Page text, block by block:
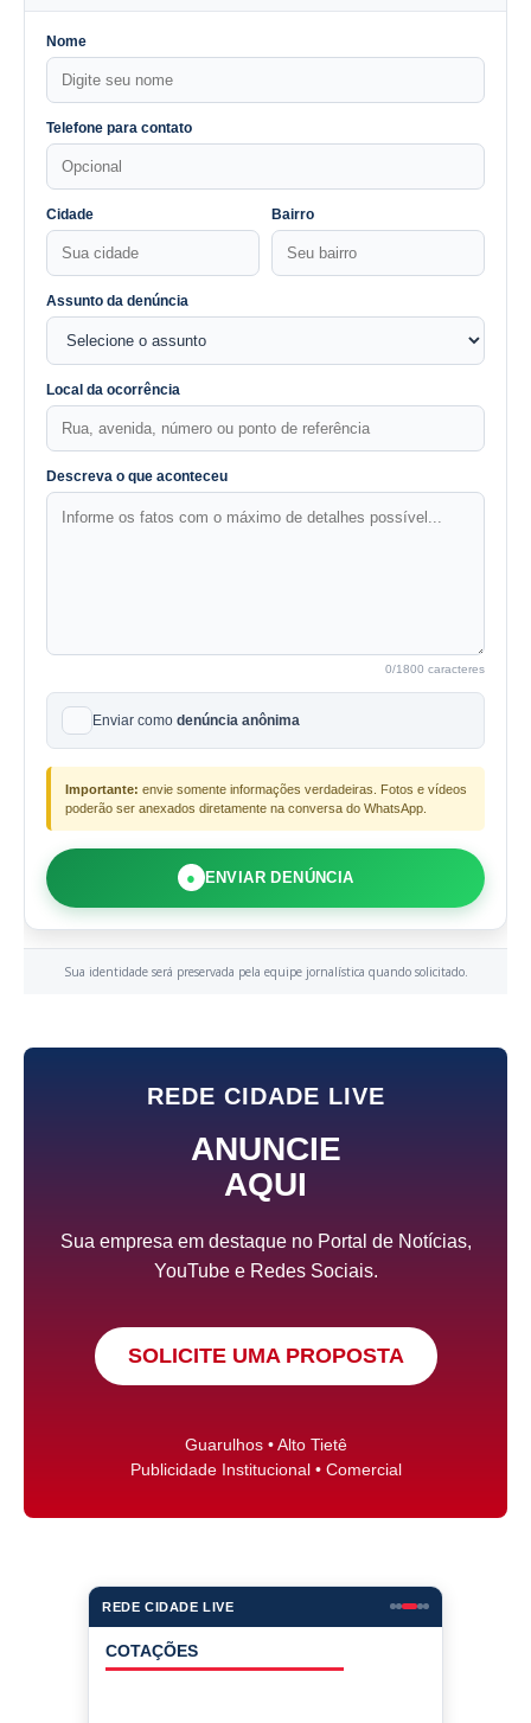
Nome
Telefone para contato
Cidade Bairro
Assunto da denúncia
Local da ocorrência
Descreva o que aconteceu
0/1800 caracteres
Enviar como denúncia anônima
Importante: envie somente informações verdadeiras. Fotos e vídeos
poderão ser anexados diretamente na conversa do WhatsApp.
● ENVIAR DENÚNCIA
Sua identidade será preservada pela equipe jornalística quando solicitado.
REDE CIDADE LIVE
ANUNCIE
AQUI
Sua empresa em destaque no Portal de Notícias,
YouTube e Redes Sociais.
SOLICITE UMA PROPOSTA
Guarulhos • Alto Tietê
Publicidade Institucional • Comercial
REDE CIDADE LIVE
COTAÇÕES